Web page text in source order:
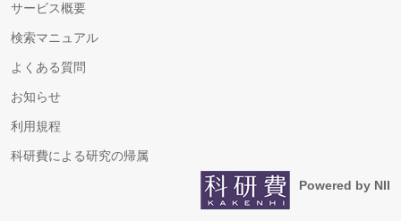
サービス概要
検索マニュアル
よくある質問
お知らせ
利用規程
科研費による研究の帰属
Powered by NII